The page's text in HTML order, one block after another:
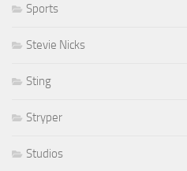
Sports
Stevie Nicks
Sting
Stryper
Studios